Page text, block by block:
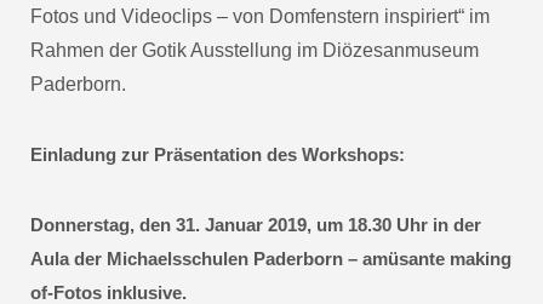
Fotos und Videoclips – von Domfenstern inspiriert“ im
Rahmen der Gotik Ausstellung im Diözesanmuseum
Paderborn.
Einladung zur Präsentation des Workshops:
Donnerstag, den 31. Januar 2019, um 18.30 Uhr in der
Aula der Michaelsschulen Paderborn – amüsante making
of-Fotos inklusive.